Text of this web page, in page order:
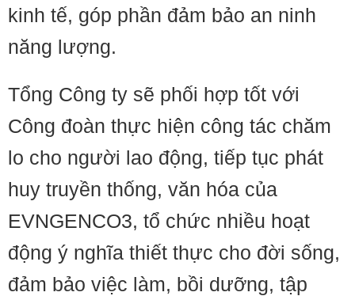
kinh tế, góp phần đảm bảo an ninh
năng lượng.
Tổng Công ty sẽ phối hợp tốt với
Công đoàn thực hiện công tác chăm
lo cho người lao động, tiếp tục phát
huy truyền thống, văn hóa của
EVNGENCO3, tổ chức nhiều hoạt
động ý nghĩa thiết thực cho đời sống,
đảm bảo việc làm, bồi dưỡng, tập